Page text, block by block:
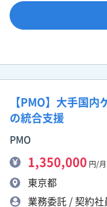
【PMO】大手国内
の統合支援
PMO
1,350,000 円/月
東京都
業務委託 / 契約社